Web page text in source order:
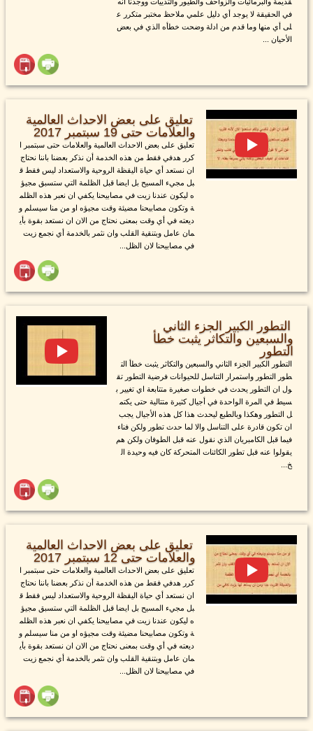
في الحقيقة لا يوجد أي دليل علمي ملاحظ مختبر متكرر ع
لى أي منها وما قدم من ادلة وضحت خطأه الذي في بعض
الأحيان ...
تعليق على بعض الاحداث العالمية
والعلامات حتى 19 سبتمبر 2017
تعليق على بعض الاحداث العالمية والعلامات حتى سبتمبر ا
كرر هدفي فقط من هذه الخدمة أن نذكر بعضنا باننا نحتاج
ان نستعد أي حياة اليقظة الروحية والاستعداد ليس فقط ق
بل مجيء المسيح بل ايضا قبل الظلمة التي ستسبق مجيؤ
ه ليكون عندنا زيت في مصابيحنا يكفي ان نعبر هذه الظلم
ة وتكون مصابيحنا مضيئة وقت مجيؤه او من منا سيسلم و
ديعته في أي وقت بمعنى نحتاج من الان ان نستعد بقوة بأي
مان عامل وبتنقية القلب وان نثمر بالخدمة أي نجمع زيت
في مصابيحنا لان الظل...
التطور الكبير الجزء الثاني
والسبعين والتكاثر يثبت خطأ
التطور
التطور الكبير الجزء الثاني والسبعين والتكاثر يثبت خطأ الت
طور التطور واستمرار التناسل للحيوانات فرضية التطور تق
ول ان التطور يحدث في خطوات صغيرة متتابعة اي تغيير ب
سيط في المرة الواحدة في أجيال كثيرة متتالية حتى يكتم
ل التطور وهكذا وبالطبع ليحدث هذا كل هذه الأجيال يجب
ان تكون قادرة على التناسل والا لما حدث تطور ولكن فناء
فيما قبل الكامبريان الذي نقول عنه قبل الطوفان ولكن هم
يقولوا عنه قبل تطور الكائنات المتحركة كان فيه وحيدة ال
خ...
تعليق على بعض الاحداث العالمية
والعلامات حتى 12 سبتمبر 2017
تعليق على بعض الاحداث العالمية والعلامات حتى سبتمبر ا
كرر هدفي فقط من هذه الخدمة أن نذكر بعضنا باننا نحتاج
ان نستعد أي حياة اليقظة الروحية والاستعداد ليس فقط ق
بل مجيء المسيح بل ايضا قبل الظلمة التي ستسبق مجيؤ
ه ليكون عندنا زيت في مصابيحنا يكفي ان نعبر هذه الظلم
ة وتكون مصابيحنا مضيئة وقت مجيؤه او من منا سيسلم و
ديعته في أي وقت بمعنى نحتاج من الان ان نستعد بقوة بأي
مان عامل وبتنقية القلب وان نثمر بالخدمة أي نجمع زيت
في مصابيحنا لان الظل...